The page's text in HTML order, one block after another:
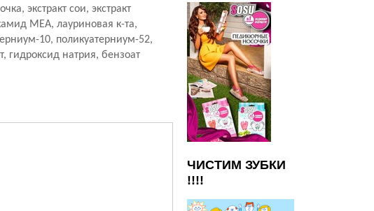
экстракт сои, экстракт
МЕА, лауриновая к-та,
10, поликуатерниум-52,
гидроксид натрия, бензоат
ЧИСТИМ ЗУБКИ
!!!!